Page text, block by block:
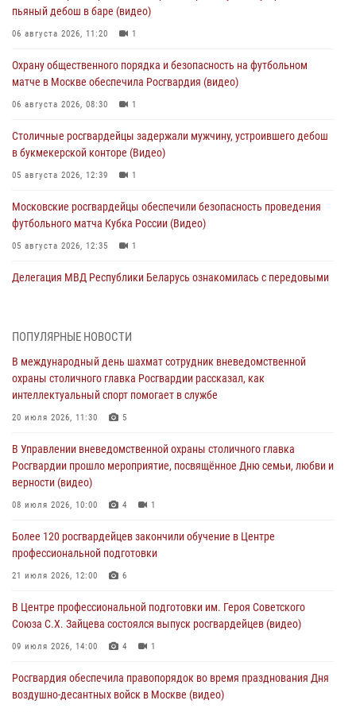
пьяный дебош в баре (видео)
06 августа 2026, 11:20 1
Охрану общественного порядка и безопасность на футбольном
матче в Москве обеспечила Росгвардия (видео)
06 августа 2026, 08:30 1
Столичные росгвардейцы задержали мужчину, устроившего дебош
в букмекерской конторе (Видео)
05 августа 2026, 12:39 1
Московские росгвардейцы обеспечили безопасность проведения
футбольного матча Кубка России (Видео)
05 августа 2026, 12:35 1
Делегация МВД Республики Беларусь ознакомилась с передовыми
боевому самбо. (видео)
04 августа 2026, 14:00
Офицер Росгвардии стал гостем прямого эфира на «Радио Москвы»
04 августа 2026, 12:28
В Москве росгвардейцы задержали подозреваемого в нападении
на охранника торгового центра (видео)
В Главном управлении Росгвардии по городу Москве подвели итоги
работы подразделений за прошедший месяц
ПОПУЛЯРНЫЕ НОВОСТИ
В международный день шахмат сотрудник вневедомственной
охраны столичного главка Росгвардии рассказал, как
интеллектуальный спорт помогает в службе
20 июля 2026, 11:30 5
В Управлении вневедомственной охраны столичного главка
Росгвардии прошло мероприятие, посвящённое Дню семьи, любви и
верности (видео)
08 июля 2026, 10:00 4 1
Более 120 росгвардейцев закончили обучение в Центре
профессиональной подготовки
21 июля 2026, 12:00 6
В Центре профессиональной подготовки им. Героя Советского
Союза С.Х. Зайцева состоялся выпуск росгвардейцев (видео)
09 июля 2026, 14:00 4 1
Росгвардия обеспечила правопорядок во время празднования Дня
воздушно-десантных войск в Москве (видео)